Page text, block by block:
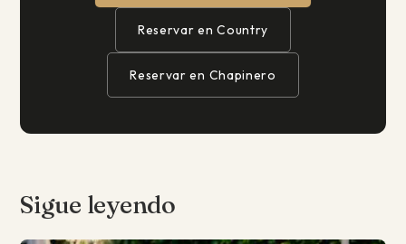
Reservar en Country
Reservar en Chapinero
Sigue leyendo